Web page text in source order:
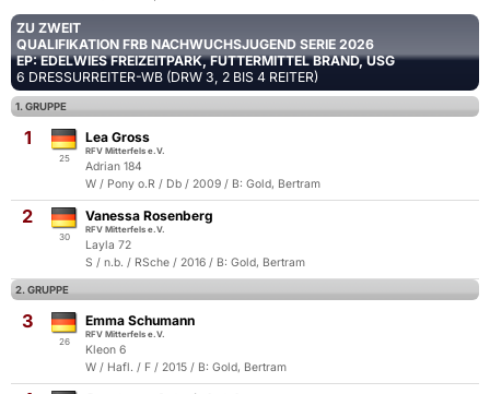
ZU ZWEIT
QUALIFIKATION FRB NACHWUCHSJUGEND SERIE 2026
EP: EDELWIES FREIZEITPARK, FUTTERMITTEL BRAND, USG
6 DRESSURREITER-WB (DRW 3, 2 BIS 4 REITER)
1. GRUPPE
1
25
Lea Gross
RFV Mitterfels e.V.
Adrian 184
W / Pony o.R / Db / 2009 / B: Gold, Bertram
2
30
Vanessa Rosenberg
RFV Mitterfels e.V.
Layla 72
S / n.b. / RSche / 2016 / B: Gold, Bertram
2. GRUPPE
3
26
Emma Schumann
RFV Mitterfels e.V.
Kleon 6
W / Hafl. / F / 2015 / B: Gold, Bertram